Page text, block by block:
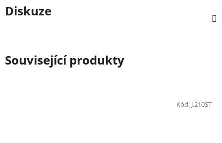
Diskuze
Související produkty
Kód: J.210ST